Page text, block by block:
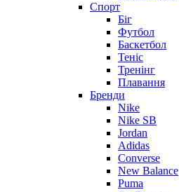
Спорт
Біг
Футбол
Баскетбол
Теніс
Тренінг
Плавання
Бренди
Nike
Nike SB
Jordan
Adidas
Converse
New Balance
Puma